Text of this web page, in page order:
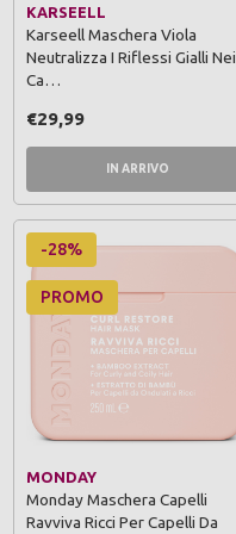
KARSEELL
Karseell Maschera Viola
Neutralizza I Riflessi Gialli Nei
Ca…
€29,99
IN ARRIVO
-28%
PROMO
MONDAY
Monday Maschera Capelli
Ravviva Ricci Per Capelli Da